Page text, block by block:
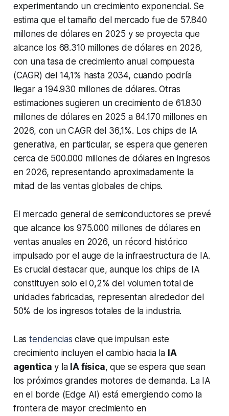
experimentando un crecimiento exponencial. Se
estima que el tamaño del mercado fue de 57.840
millones de dólares en 2025 y se proyecta que
alcance los 68.310 millones de dólares en 2026,
con una tasa de crecimiento anual compuesta
(CAGR) del 14,1% hasta 2034, cuando podría
llegar a 194.930 millones de dólares. Otras
estimaciones sugieren un crecimiento de 61.830
millones de dólares en 2025 a 84.170 millones en
2026, con un CAGR del 36,1%. Los chips de IA
generativa, en particular, se espera que generen
cerca de 500.000 millones de dólares en ingresos
en 2026, representando aproximadamente la
mitad de las ventas globales de chips.
El mercado general de semiconductores se prevé
que alcance los 975.000 millones de dólares en
ventas anuales en 2026, un récord histórico
impulsado por el auge de la infraestructura de IA.
Es crucial destacar que, aunque los chips de IA
constituyen solo el 0,2% del volumen total de
unidades fabricadas, representan alrededor del
50% de los ingresos totales de la industria.
Lastendencias clave que impulsan este
crecimiento incluyen el cambio hacia la IA
agentica y la IA física, que se espera que sean
los próximos grandes motores de demanda. La IA
en el borde (Edge AI) está emergiendo como la
frontera de mayor crecimiento en